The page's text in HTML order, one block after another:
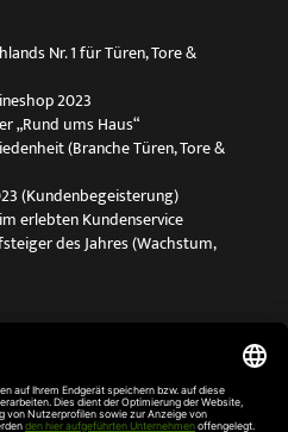
Nr. 1 für Türen, Tore &
2023
„Rund ums Haus“
(Branche Türen, Tore &
(Kundenbegeisterung)
erlebten Kundenservice
des Jahres (Wachstum,
2022
„Rund ums Haus“